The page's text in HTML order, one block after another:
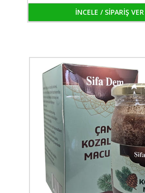
İNCELE / SİPARİŞ VER